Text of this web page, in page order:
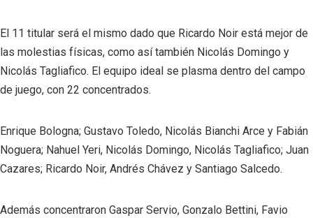
El 11 titular será el mismo dado que Ricardo Noir está mejor de
las molestias físicas, como así también Nicolás Domingo y
Nicolás Tagliafico. El equipo ideal se plasma dentro del campo
de juego, con 22 concentrados.
Enrique Bologna; Gustavo Toledo, Nicolás Bianchi Arce y Fabián
Noguera; Nahuel Yeri, Nicolás Domingo, Nicolás Tagliafico; Juan
Cazares; Ricardo Noir, Andrés Chávez y Santiago Salcedo.
Además concentraron Gaspar Servio, Gonzalo Bettini, Favio